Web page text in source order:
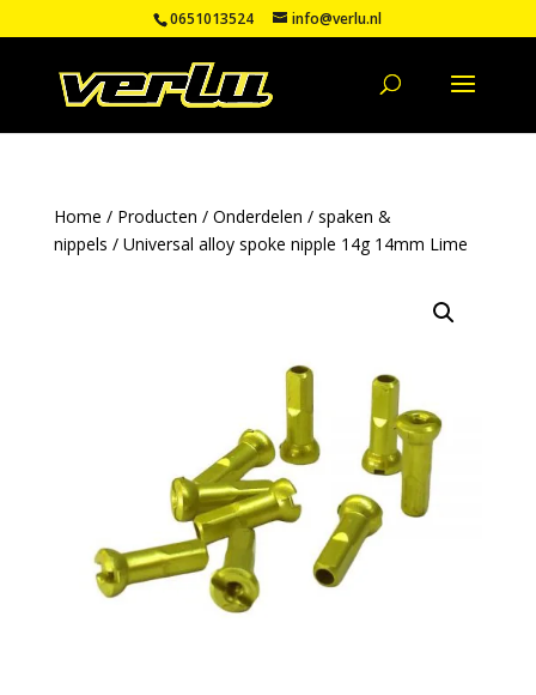
0651013524 info@verlu.nl
Home / Producten / Onderdelen / spaken &
nippels / Universal alloy spoke nipple 14g 14mm Lime